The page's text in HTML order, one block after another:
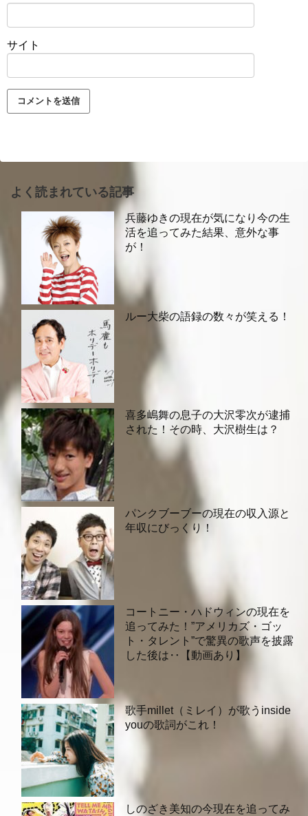
サイト
よく読まれている記事
兵藤ゆきの現在が気になり今の生
活を追ってみた結果、意外な事
が！
ルー大柴の語録の数々が笑える！
喜多嶋舞の息子の大沢零次が逮捕
された！その時、大沢樹生は？
パンクブーブーの現在の収入源と
年収にびっくり！
コートニー・ハドウィンの現在を
追ってみた！”アメリカズ・ゴッ
ト・タレント”で驚異の歌声を披露
した後は‥【動画あり】
歌手millet（ミレイ）が歌うinside
youの歌詞がこれ！
しのざき美知の今現在を追ってみ